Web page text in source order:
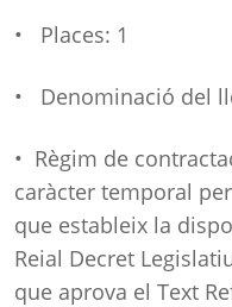
• Places: 1
• Denominació del
• Règim de
caràcter temporal
que estableix la
Reial Decret
que aprova el Text